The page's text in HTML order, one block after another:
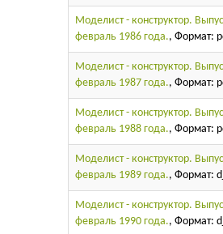
Моделист - конструктор.
февраль 1986 года., Формат:
Моделист - конструктор.
февраль 1987 года., Формат:
Моделист - конструктор.
февраль 1988 года., Формат:
Моделист - конструктор.
февраль 1989 года., Формат:
Моделист - конструктор.
февраль 1990 года., Формат: